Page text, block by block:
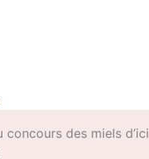
concours des miels d’ici